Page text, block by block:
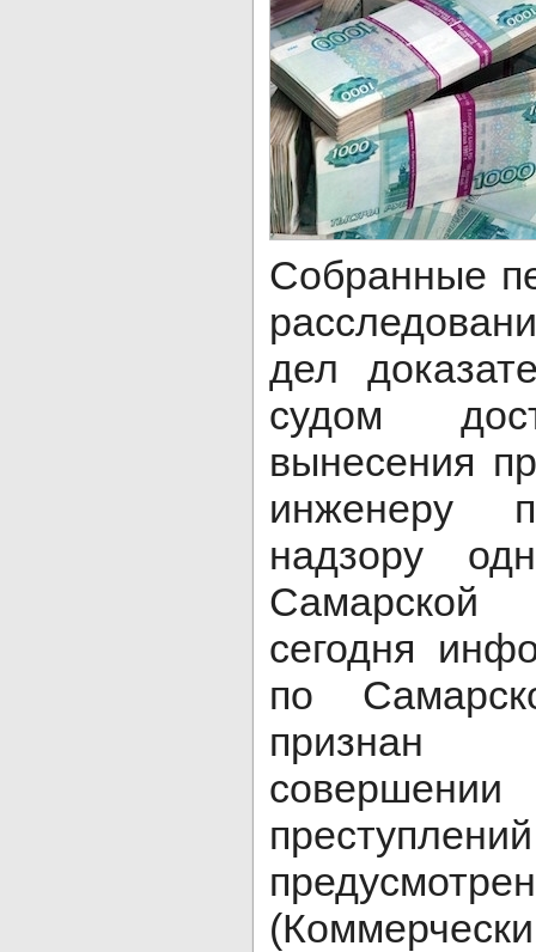
Собранные
дел
судом
вынесения
инженеру
надзору
сегодня
по